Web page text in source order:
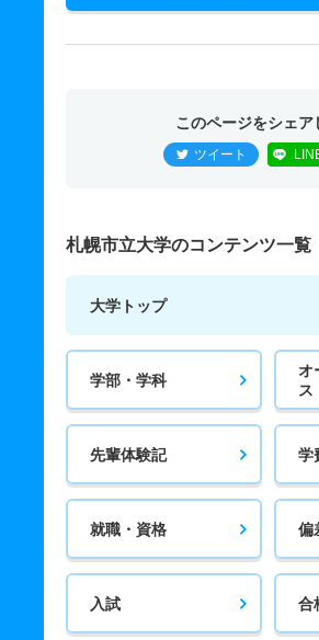
このページをシェア
ツイート
札幌市立大学のコンテンツ一覧
大学トップ
学部・学科
オ
ス
先輩体験記 学
就職・資格 偏
入試 合